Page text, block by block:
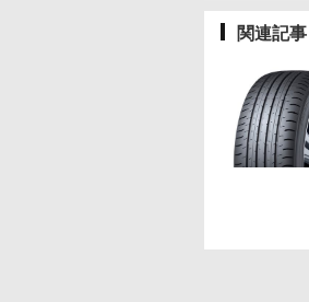
関連記事